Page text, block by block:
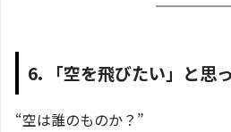
6. 「空を飛びたい」と思
“空は誰のものか？”